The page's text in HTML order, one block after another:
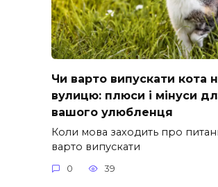
Чи варто випускати кота
вулицю: плюси і мінуси
вашого улюбленця
Коли мова заходить про
варто випускати
0 39